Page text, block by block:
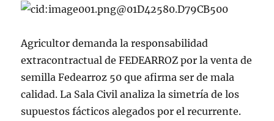
Agricultor demanda la responsabilidad
extracontractual de FEDEARROZ por la venta de
semilla Fedearroz 50 que afirma ser de mala
calidad. La Sala Civil analiza la simetría de los
supuestos fácticos alegados por el recurrente.